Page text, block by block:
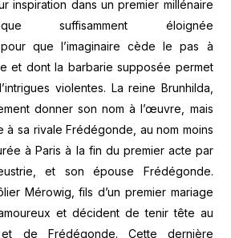
inspiration dans un premier millénaire
suffisamment éloignée
que l’imaginaire cède le pas à
et dont la barbarie supposée permet
violentes. La reine Brunhilda,
donner son nom à l’œuvre, mais
sa rivale Frédégonde, au nom moins
à Paris à la fin du premier acte par
et son épouse Frédégonde.
Mérowig, fils d’un premier mariage
et décident de tenir tête au
et de Frédégonde. Cette dernière